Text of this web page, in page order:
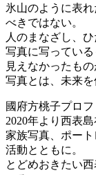
氷山のように表
べきではない。
人のまなざし、
写真に写ってい
見えなかったも
写真とは、未来を
國府方桃子プロ
2020年より西表島
家族写真、ポー
活動とともに。
とどめおきたい